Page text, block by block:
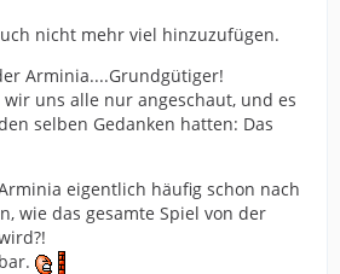
nicht mehr viel hinzuzufügen.
Arminia....Grundgütiger!
wir uns alle nur angeschaut, und es
selben Gedanken hatten: Das
eigentlich häufig schon nach
wie das gesamte Spiel von der